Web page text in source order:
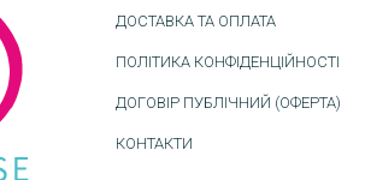
ДОСТАВКА ТА ОПЛАТА
ПОЛІТИКА КОНФІДЕНЦІЙНОСТІ
ДОГОВІР ПУБЛІЧНИЙ (ОФЕРТА)
КОНТАКТИ